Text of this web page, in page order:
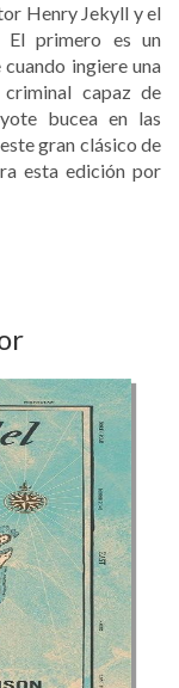
Henry Jekyll y el
El primero es un
ingiere una
capaz de
bucea en las
gran clásico de
esta edición por